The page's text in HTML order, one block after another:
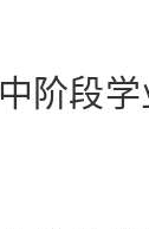
段学